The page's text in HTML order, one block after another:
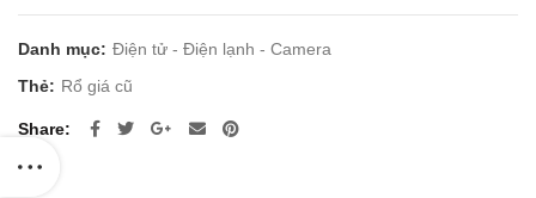
5.000 ₫.
Danh mục: Điện tử - Điện lạnh - Camera
Thẻ: Rổ giá cũ
Share